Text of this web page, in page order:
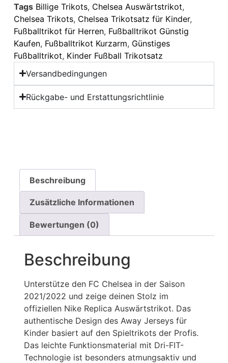
Tags Billige Trikots, Chelsea Auswärtstrikot,
Chelsea Trikots, Chelsea Trikotsatz für Kinder,
Fußballtrikot für Herren, Fußballtrikot Günstig
Kaufen, Fußballtrikot Kurzarm, Günstiges
Fußballtrikot, Kinder Fußball Trikotsatz
Versandbedingungen
Rückgabe- und Erstattungsrichtlinie
Beschreibung
Zusätzliche Informationen
Bewertungen (0)
Beschreibung
Unterstütze den FC Chelsea in der Saison
2021/2022 und zeige deinen Stolz im
offiziellen Nike Replica Auswärtstrikot. Das
authentische Design des Away Jerseys für
Kinder basiert auf den Spieltrikots der Profis.
Das leichte Funktionsmaterial mit Dri-FIT-
Technologie ist besonders atmungsaktiv und